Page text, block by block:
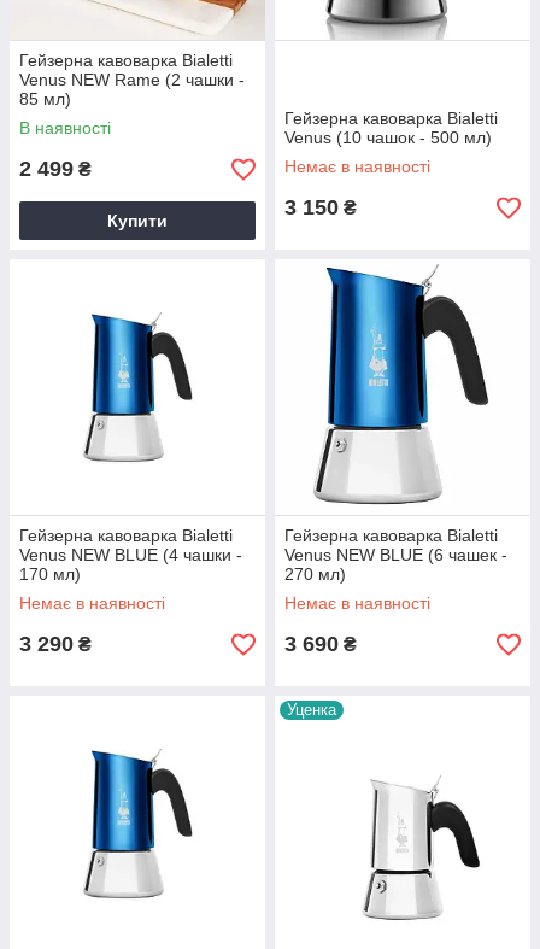
Гейзерна кавоварка Bialetti
Venus NEW Rame (2 чашки -
85 мл)
В наявності
2 499 ₴
Купити
Гейзерна кавоварка Bialetti
Venus (10 чашок - 500 мл)
Немає в наявності
3 150 ₴
Гейзерна кавоварка Bialetti
Venus NEW BLUE (4 чашки -
170 мл)
Немає в наявності
3 290 ₴
Гейзерна кавоварка Bialetti
Venus NEW BLUE (6 чашек -
270 мл)
Немає в наявності
3 690 ₴
Уценка